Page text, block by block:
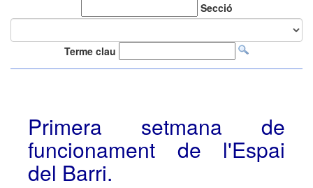
Secció
Terme clau
Primera setmana de
funcionament de l'Espai
del Barri.